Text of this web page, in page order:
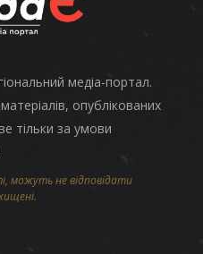
медіа-портал.
опублікованих
тільки за умови
можуть не відповідати